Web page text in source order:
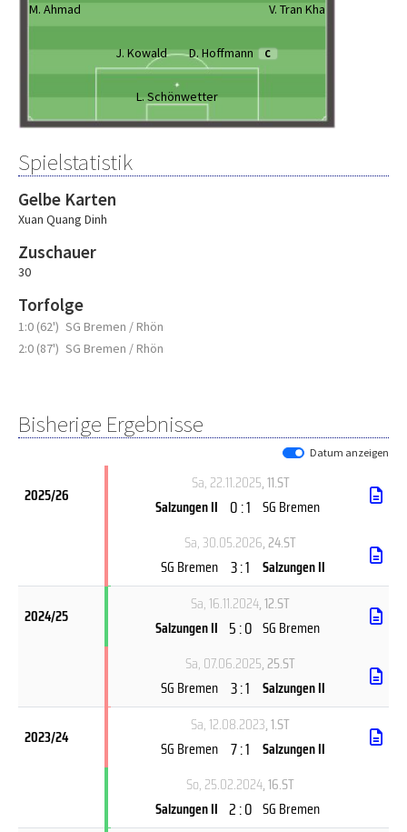
M. Ahmad V. Tran Kha
J. Kowald D. Hoffmann C
L. Schönwetter
Spielstatistik
Gelbe Karten
Xuan Quang Dinh
Zuschauer
30
Torfolge
1:0 (62') SG Bremen / Rhön
2:0 (87') SG Bremen / Rhön
Bisherige Ergebnisse
Datum anzeigen
2025/26
Sa, 22.11.2025, 11.ST
Salzungen II 0 : 1 SG Bremen
Sa, 30.05.2026, 24.ST
SG Bremen 3 : 1 Salzungen II
2024/25
Sa, 16.11.2024, 12.ST
Salzungen II 5 : 0 SG Bremen
Sa, 07.06.2025, 25.ST
SG Bremen 3 : 1 Salzungen II
2023/24
Sa, 12.08.2023, 1.ST
SG Bremen 7 : 1 Salzungen II
So, 25.02.2024, 16.ST
Salzungen II 2 : 0 SG Bremen